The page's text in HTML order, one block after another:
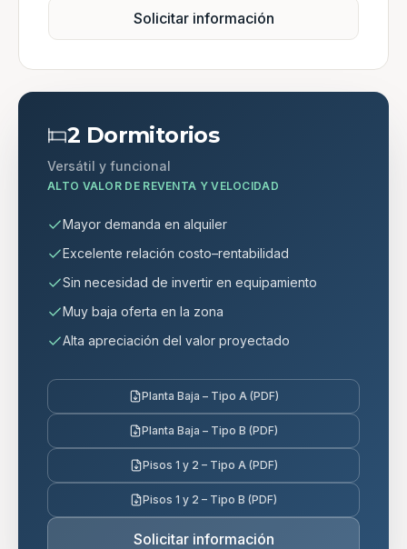
Solicitar información
2 Dormitorios
Versátil y funcional
ALTO VALOR DE REVENTA Y VELOCIDAD
Mayor demanda en alquiler
Excelente relación costo–rentabilidad
Sin necesidad de invertir en equipamiento
Muy baja oferta en la zona
Alta apreciación del valor proyectado
Planta Baja – Tipo A (PDF)
Planta Baja – Tipo B (PDF)
Pisos 1 y 2 – Tipo A (PDF)
Pisos 1 y 2 – Tipo B (PDF)
Solicitar información